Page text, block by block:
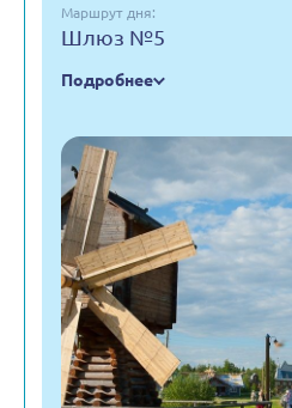
Маршрут дня:
Шлюз №5
Подробнее